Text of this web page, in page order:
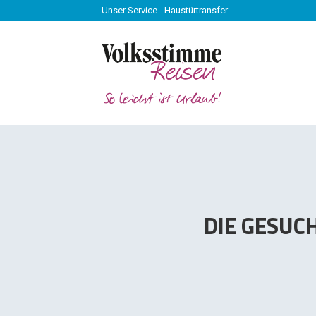
Unser Service - Haustürtransfer
Unser Service - Haustürtransfer
DIE